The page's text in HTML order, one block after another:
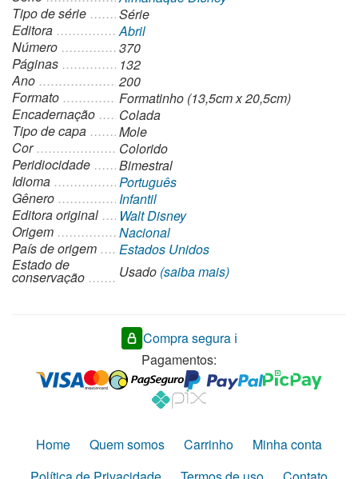
Tipo de série
Série
Editora
Abril
Número
370
Páginas
132
Ano
200
Formato
Formatinho (13,5cm x 20,5cm)
Encadernação
Colada
Tipo de capa
Mole
Cor
Colorido
Peridiocidade
Bimestral
Idioma
Português
Gênero
Infantil
Editora original
Walt Disney
Origem
Nacional
País de origem
Estados Unidos
Estado de
conservação Usado (saiba mais)
Compra segura ℹ️
Pagamentos:
Home Quem somos Carrinho
Minha conta